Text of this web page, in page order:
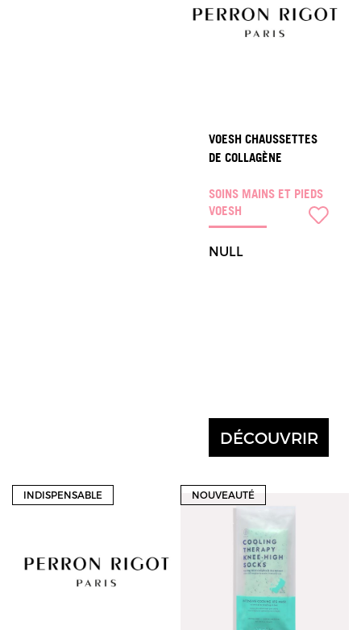
VOESH CHAUSSETTES
DE COLLAGÈNE
SOINS MAINS ET PIEDS
VOESH
NULL
DÉCOUVRIR
INDISPENSABLE NOUVEAUTÉ